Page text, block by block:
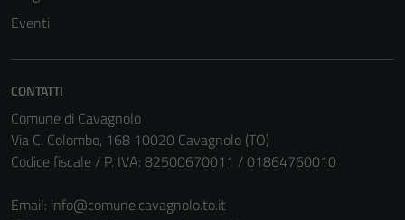
Eventi
CONTATTI
Comune di Cavagnolo
Via C. Colombo, 168 10020 Cavagnolo (TO)
Codice fiscale / P. IVA: 82500670011 / 01864760010
Email: info@comune.cavagnolo.to.it